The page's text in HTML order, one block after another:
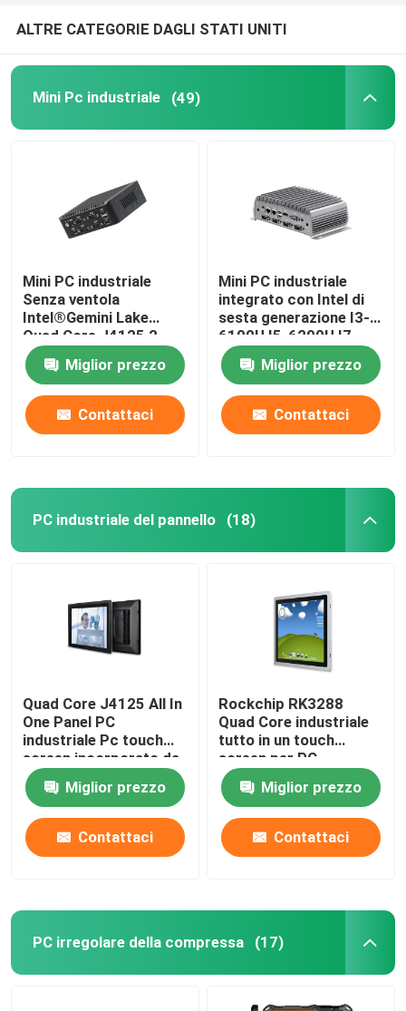
Scheda madre del PC minerario
ALTRE CATEGORIE DAGLI STATI UNITI
Mini Pc industriale (49)
Mini PC industriale
Senza ventola
Intel®Gemini Lake
Quad Core J4125 2
Gigabyte NIC 6COM
Nuc
Miglior prezzo
Contattaci
Mini PC industriale
integrato con Intel di
sesta generazione I3-
6100U I5-6200U I7-
6500U
Miglior prezzo
Contattaci
PC industriale del pannello (18)
Quad Core J4125 All In
One Panel PC
industriale Pc touch
screen incorporato da
15 pollici
Miglior prezzo
Contattaci
Rockchip RK3288
Quad Core industriale
tutto in un touch
screen per PC
incorporato 2 COM a
15 polliciMiglior prezzo
Contattaci
PC irregolare della compressa (17)